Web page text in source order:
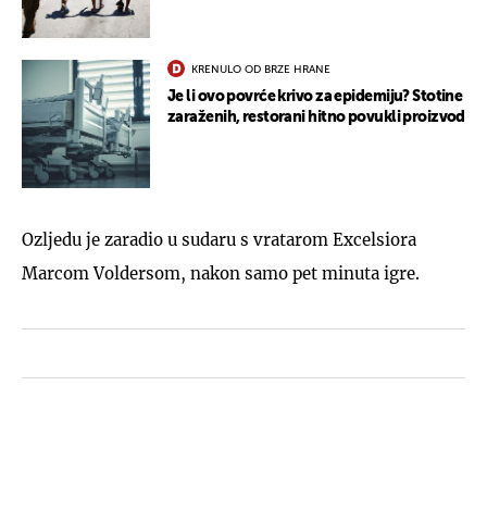
KRENULO OD BRZE HRANE
Je li ovo povrće krivo za epidemiju? Stotine
zaraženih, restorani hitno povukli proizvod
Ozljedu je zaradio u sudaru s vratarom Excelsiora
Marcom Voldersom, nakon samo pet minuta igre.